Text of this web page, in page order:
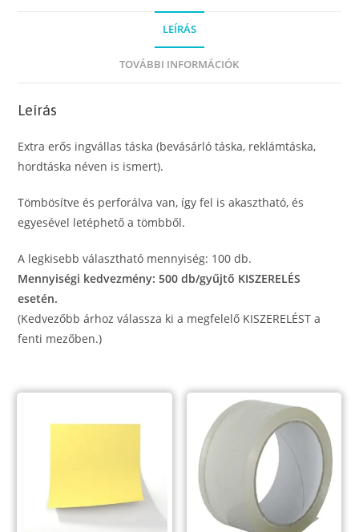
cm
LEÍRÁS
TOVÁBBI INFORMÁCIÓK
Leírás
Extra erős ingvállas táska (bevásárló táska, reklámtáska,
hordtáska néven is ismert).
Tömbösítve és perforálva van, így fel is akasztható, és
egyesével letéphető a tömbből.
A legkisebb választható mennyiség: 100 db.
Mennyiségi kedvezmény: 500 db/gyűjtő KISZERELÉS
esetén.
(Kedvezőbb árhoz válassza ki a megfelelő KISZERELÉST a
fenti mezőben.)